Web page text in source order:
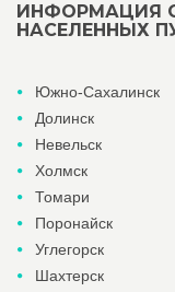
ИНФОРМАЦИЯ
НАСЕЛЕННЫХ
Южно-Сахалинск
Долинск
Невельск
Холмск
Томари
Поронайск
Углегорск
Шахтерск